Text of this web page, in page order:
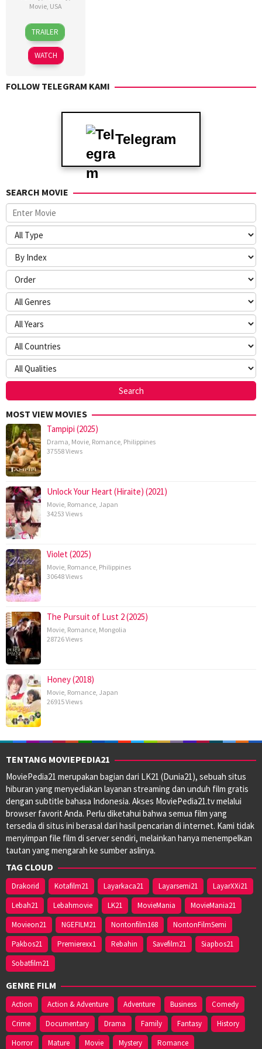
Movie, USA
12
Mar
2025
Ben
Howarth
TRAILER
WATCH
FOLLOW TELEGRAM KAMI
Telegram
SEARCH MOVIE
MOST VIEW MOVIES
Tampipi (2025)
Drama Movie Romance Philippines
37558 Views
Unlock Your Heart (Hiraite) (2021)
Movie Romance Japan
34253 Views
Violet (2025)
Movie Romance Philippines
30648 Views
The Pursuit of Lust 2 (2025)
Movie Romance Mongolia
28726 Views
Honey (2018)
Movie Romance Japan
26915 Views
TENTANG MOVIEPEDIA21
MoviePedia21 merupakan bagian dari LK21 (Dunia21), sebuah situs
hiburan yang menyediakan layanan streaming dan unduh film gratis
dengan subtitle bahasa Indonesia. Akses MoviePedia21.tv melalui
browser favorit Anda. Perlu diketahui bahwa semua film yang
tersedia di situs ini berasal dari hasil pencarian di internet. Kami tidak
menyimpan file film di server sendiri, melainkan hanya menempelkan
tautan yang mengarah ke sumber aslinya.
TAG CLOUD
Drakorid Kotafilm21 Layarkaca21 Layarsemi21
LayarXXi21
Lebah21
Lebahmovie LK21 MovieMania
MovieMania21
Movieon21
NGEFILM21 Nontonfilm168
NontonFilmSemi
Pakbos21
Premierexx1 Rebahin Savefilm21
Siapbos21
Sobatfilm21
GENRE FILM
Action Action & Adventure Adventure Business
Comedy
Crime
Documentary Drama Family Fantasy
History
Horror
Mature Movie Mystery Romance